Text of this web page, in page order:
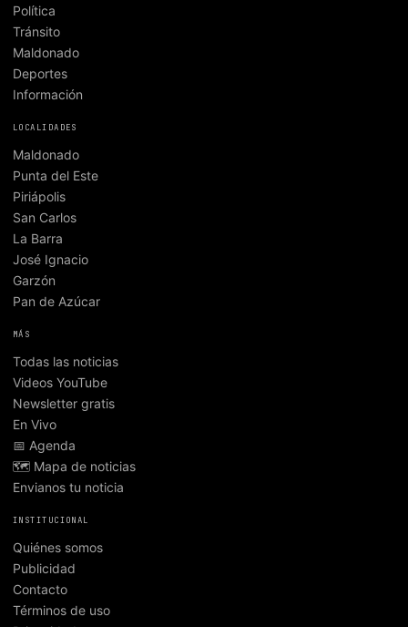
Política
Tránsito
Maldonado
Deportes
Información
LOCALIDADES
Maldonado
Punta del Este
Piriápolis
San Carlos
La Barra
José Ignacio
Garzón
Pan de Azúcar
MÁS
Todas las noticias
Videos YouTube
Newsletter gratis
En Vivo
📅 Agenda
🗺️ Mapa de noticias
Envianos tu noticia
INSTITUCIONAL
Quiénes somos
Publicidad
Contacto
Términos de uso